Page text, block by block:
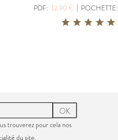
PDF: 12,90 €| POCHETTE:
OK
trouverez pour cela nos
du site.